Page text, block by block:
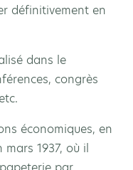
définitivement en
dans le
congrès
économiques, en
1937, où il